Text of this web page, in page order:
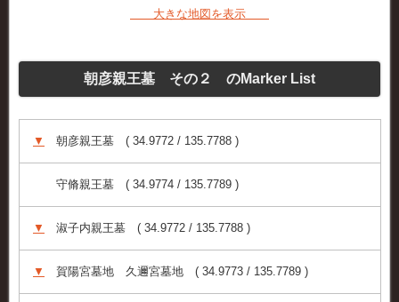
大きな地図を表示
朝彦親王墓 その２ のMarker List
▼ 朝彦親王墓 ( 34.9772 / 135.7788 )
守脩親王墓 ( 34.9774 / 135.7789 )
▼ 淑子内親王墓 ( 34.9772 / 135.7788 )
▼ 賀陽宮墓地 久邇宮墓地 ( 34.9773 / 135.7789 )